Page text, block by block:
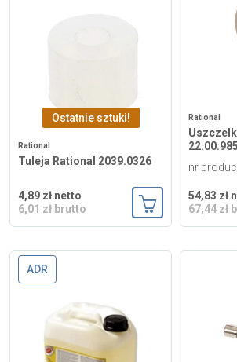
Ostatnie sztuki!
Rational
Tuleja Rational 2039.0326
4,89 zł netto
6,01 zł brutto
Dodaj do
Rational
nr
54,83 zł
67,44 zł
ADR